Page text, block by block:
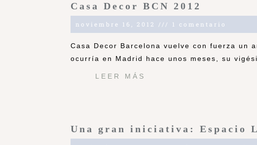
Casa Decor BCN 2012
noviembre 16, 2012 1 comentario
Casa Decor Barcelona vuelve con fuerza un
ocurría en Madrid hace unos meses, su
LEER MÁS
Una gran iniciativa: Espacio